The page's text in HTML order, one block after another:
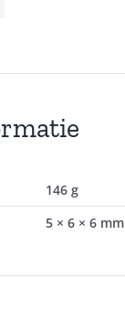
146 g
5 × 6 × 6 mm